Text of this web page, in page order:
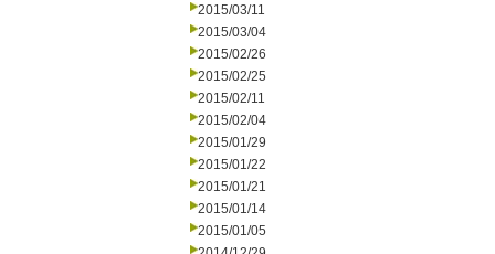
2015/03/11
2015/03/04
2015/02/26
2015/02/25
2015/02/11
2015/02/04
2015/01/29
2015/01/22
2015/01/21
2015/01/14
2015/01/05